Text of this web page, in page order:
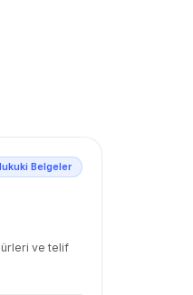
Belgeler
ve telif